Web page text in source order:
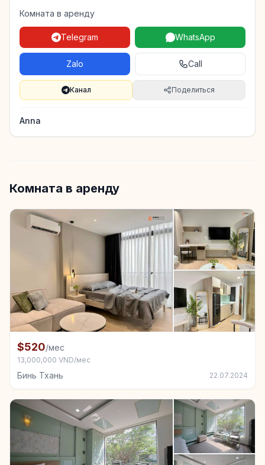
Комната в аренду
Telegram WhatsApp
Zalo Call
Канал Поделиться
Anna
Комната в аренду
Комната в аренду в Бинь Тхань
$520/мес
13,000,000 VND/мес
Бинь Тхань 22.07.2024